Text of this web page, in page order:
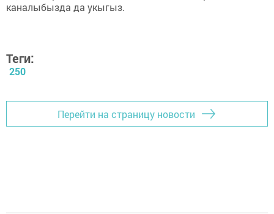
каналыбызда да укыгыз.
Теги:
250
Перейти на страницу новости